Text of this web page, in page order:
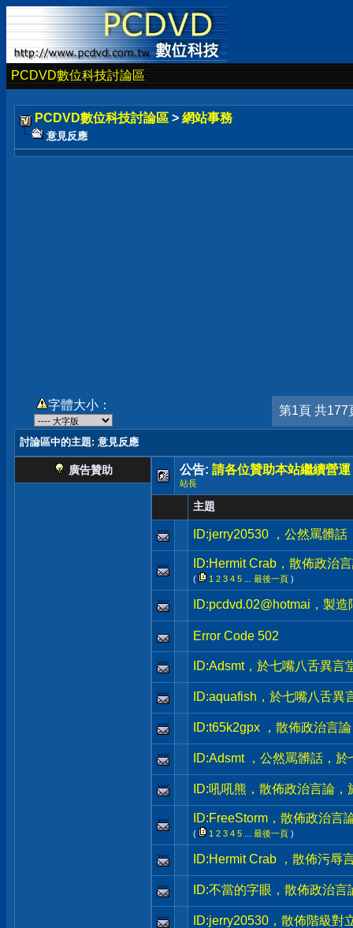
PCDVD數位科技討論區
PCDVD數位科技討論區 > 網站事務
意見反應
字體大小： 第1頁 共177
討論區中的主題: 意見反應
廣告贊助 公告: 請各位贊助本站繼續營運
站長
主題
ID:jerry20530 ，公然罵髒
ID:Hermit Crab，散佈政治
( 1 2 3 4 5 最後一頁 )
ID:pcdvd.02@hotmai，製
Error Code 502
ID:Adsmt，於七嘴八舌異言
ID:aquafish，於七嘴八舌異
ID:t65k2gpx ，散佈政治言
ID:Adsmt ，公然罵髒話，
ID:吼吼熊，散佈政治言論
ID:FreeStorm，散佈政治言
( 1 2 3 4 5 最後一頁 )
ID:Hermit Crab ，散佈污辱
ID:不當的字眼，散佈政治
ID:jerry20530，散佈階級對